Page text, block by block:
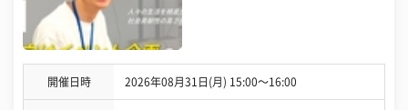
開催日時 2026年08月31日(月) 15:00〜16:00